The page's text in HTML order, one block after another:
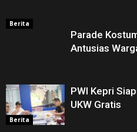
Berita
Parade
Antusias
Berita
PWI Kepri
UKW Gratis